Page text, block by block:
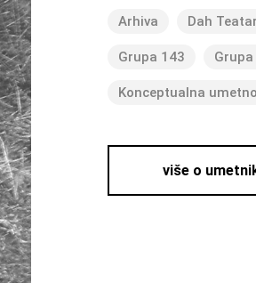
Arhiva Dah Teatar
Grupa 143
Konceptualna
više o